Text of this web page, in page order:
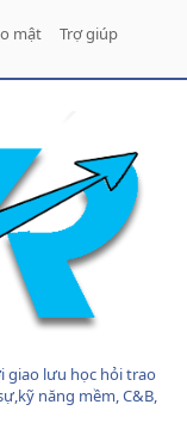
mật
Trợ giúp
giao lưu học hỏi trao
năng mềm, C&B,